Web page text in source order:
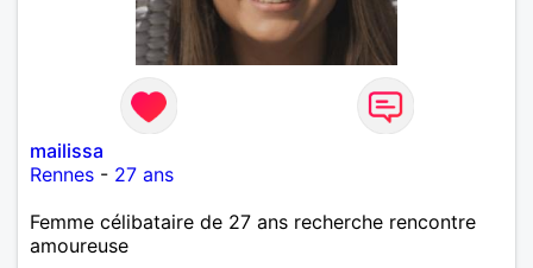
mailissa
Rennes - 27 ans
Femme célibataire de 27 ans recherche rencontre
amoureuse